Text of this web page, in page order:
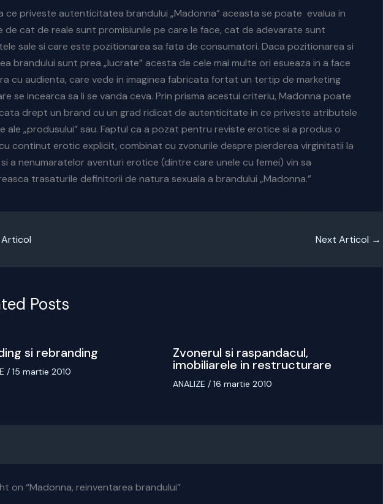
ce priveste autenticitatea brandului „Madonna” aceasta se poate evalua in
de cat de reale sunt promisiunile pe care le face, cat de adevarate sunt
sale si care este pozitionarea sa fata de consumatori. Daca pozitionarea si
brandului sunt prea „lucrate” acesta de cele mai multe ori esueaza in a face
cu audienta, care vede in imaginea fabricata fortat un tertip de marketing
se incearca sa li se vanda ceva. Prin prisma acestui criteriu, Madonna poate
drept un brand cu un grad ridicat de autenticitate in ce priveste atributele
ale „produsului” sau. Faptul ca a pozat pentru reviste erotice si a produs o
continut erotic explicit, combinat cu zvonurile despre pierderea virginitatii la
a nenumaratelor aventuri erotice (dintre care unele cu femei) vin sa
trasaturile definitorii de natura sexuala a brandului „Madonna.”
Articol Next Articol →
Posts
si rebranding
/ 15 martie 2010
Zvonerul si raspandacul,
imobiliarele in restructurare
ANALIZE / 16 martie 2010
on “Madonna, reinventarea brandului”